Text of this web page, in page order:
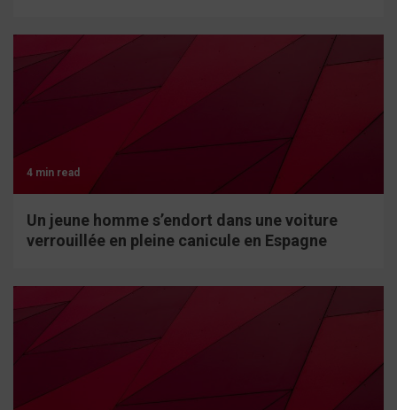
4 min read
Un jeune homme s’endort dans une voiture
verrouillée en pleine canicule en Espagne